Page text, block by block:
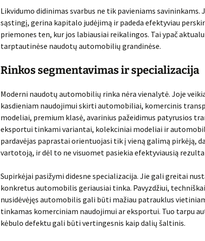
Likvidumo didinimas svarbus ne tik pavieniams savininkams.
sąstingį, gerina kapitalo judėjimą ir padeda efektyviau
priemones ten, kur jos labiausiai reikalingos. Tai ypač
tarptautinėse naudotų automobilių grandinėse.
Rinkos segmentavimas ir specializacija
Moderni naudotų automobilių rinka nėra vienalytė. Joje
kasdieniam naudojimui skirti automobiliai, komercinis
modeliai, premium klasė, avarinius pažeidimus patyrusios
eksportui tinkami variantai, kolekciniai modeliai ir
pardavėjas paprastai orientuojasi tik į vieną galimą pirkėją,
vartotoją, ir dėl to ne visuomet pasiekia efektyviausią
Supirkėjai pasižymi didesne specializacija. Jie gali greitai
konkretus automobilis geriausiai tinka. Pavyzdžiui,
nusidėvėjęs automobilis gali būti mažiau patrauklus
tinkamas komerciniam naudojimui ar eksportui. Tuo tarpu
kėbulo defektu gali būti vertingesnis kaip dalių šaltinis.